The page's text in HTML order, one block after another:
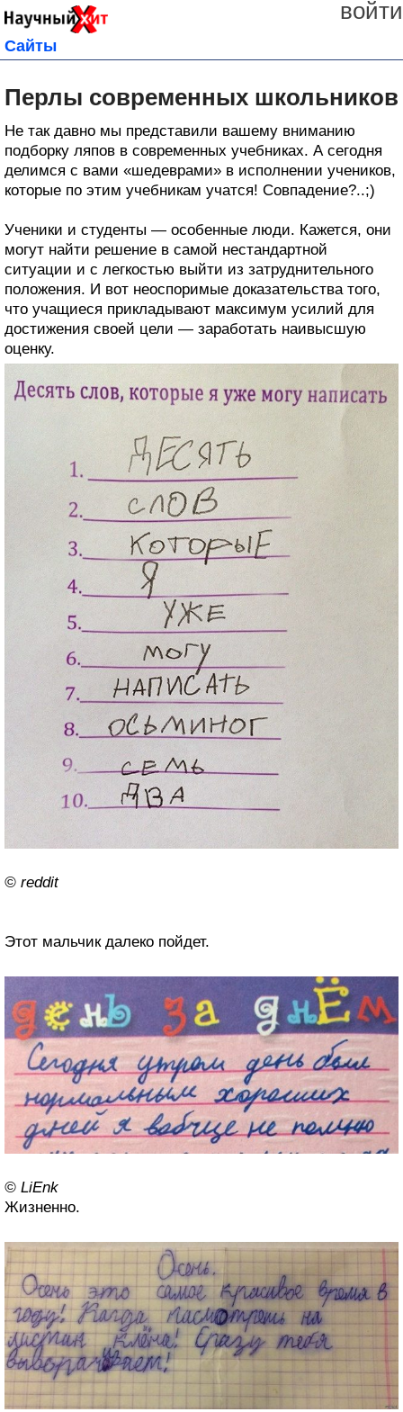
войти
Сайты
Перлы современных школьников
Не так давно мы представили вашему вниманию
подборку ляпов в современных учебниках. А сегодня
делимся с вами «шедеврами» в исполнении учеников,
которые по этим учебникам учатся! Совпадение?..;)
Ученики и студенты — особенные люди. Кажется, они
могут найти решение в самой нестандартной
ситуации и с легкостью выйти из затруднительного
положения. И вот неоспоримые доказательства того,
что учащиеся прикладывают максимум усилий для
достижения своей цели — заработать наивысшую
оценку.
© reddit
Этот мальчик далеко пойдет.
© LiEnk
Жизненно.